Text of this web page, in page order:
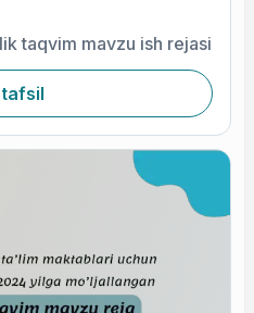
taqvim mavzu ish rejasi